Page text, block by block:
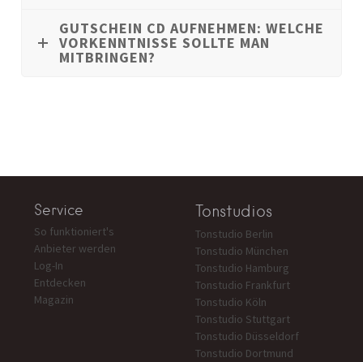
GUTSCHEIN CD AUFNEHMEN: WELCHE
VORKENNTNISSE SOLLTE MAN
MITBRINGEN?
Service
So funktioniert's
Anbieter werden
Log-In
Entdecken
Magazin
Tonstudios
Tonstudio Berlin
Tonstudio München
Tonstudio Hamburg
Tonstudio Frankfurt
Tonstudio Köln
Tonstudio Stuttgart
Tonstudio Düsseldorf
Tonstudio Dortmund